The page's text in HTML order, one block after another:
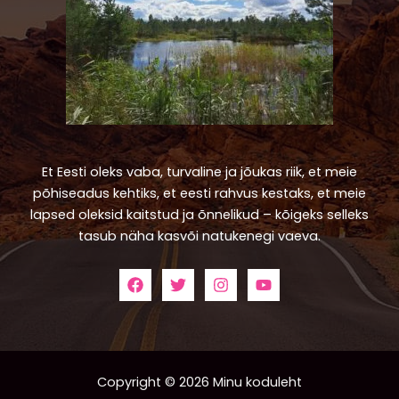
Et Eesti oleks vaba, turvaline ja jõukas riik, et meie
põhiseadus kehtiks, et eesti rahvus kestaks, et meie
lapsed oleksid kaitstud ja õnnelikud – kõigeks selleks
tasub näha kasvõi natukenegi vaeva.
Copyright © 2026 Minu koduleht